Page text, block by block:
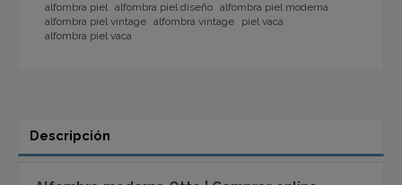
alfombra piel alfombra piel diseño alfombra piel moderna
alfombra piel vintage alfombra vintage
piel vaca
alfombra piel vaca
Descripción